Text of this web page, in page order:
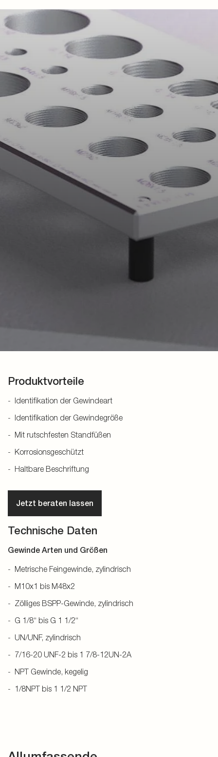
Produktvorteile
Identifikation der Gewindeart
Identifikation der Gewindegröße
Mit rutschfesten Standfüßen
Korrosionsgeschützt
Haltbare Beschriftung
Jetzt beraten lassen
Technische Daten
Gewinde Arten und Größen
Metrische Feingewinde, zylindrisch
M10x1 bis M48x2
Zölliges BSPP-Gewinde, zylindrisch
G 1/8“ bis G 1 1/2“
UN/UNF, zylindrisch
7/16-20 UNF-2 bis 1 7/8-12UN-2A
NPT Gewinde, kegelig
1/8NPT bis 1 1/2 NPT